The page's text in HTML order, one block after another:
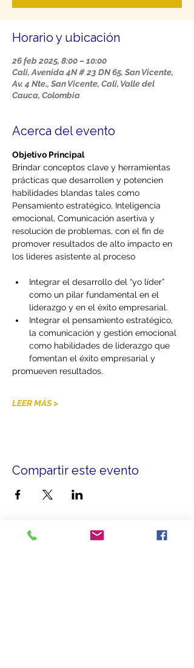
Horario y ubicación
26 feb 2025, 8:00 – 10:00
Cali, Avenida 4N # 23 DN 65, San Vicente,
Av. 4 Nte., San Vicente, Cali, Valle del
Cauca, Colombia
Acerca del evento
Objetivo Principal
Brindar conceptos clave y herramientas
prácticas que desarrollen y potencien
habilidades blandas tales como
Pensamiento estratégico, Inteligencia
emocional, Comunicación asertiva y
resolución de problemas, con el fin de
promover resultados de alto impacto en
los lideres asistente al proceso
Integrar el desarrollo del “yo líder”
como un pilar fundamental en el
liderazgo y en el éxito empresarial.
Integrar el pensamiento estratégico,
la comunicación y gestión emocional
como habilidades de liderazgo que
fomentan el éxito empresarial y
promueven resultados.
LEER MÁS >
Compartir este evento